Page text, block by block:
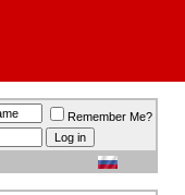
Remember Me?